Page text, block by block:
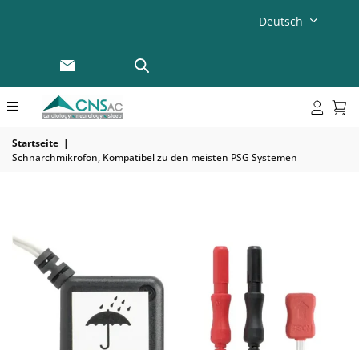
Deutsch
Startseite |
Schnarchmikrofon, Kompatibel zu den meisten PSG Systemen